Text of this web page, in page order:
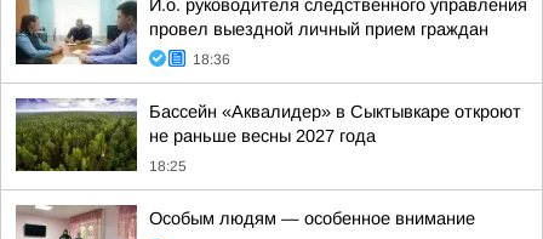
И.о. руководителя следственного управления
провел выездной личный прием граждан
18:36
Бассейн «Аквалидер» в Сыктывкаре откроют
не раньше весны 2027 года
18:25
Особым людям — особенное внимание